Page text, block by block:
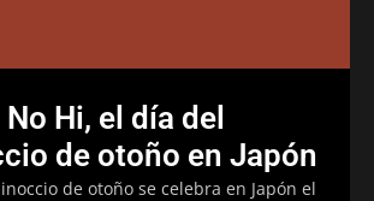
Hi, el día del
de otoño en Japón
de otoño se celebra en Japón el